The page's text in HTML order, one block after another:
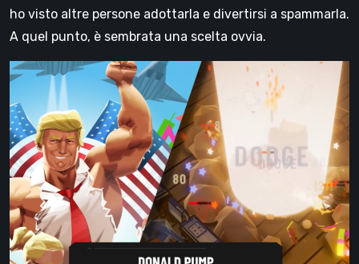
ho visto altre persone adottarla e divertirsi a spammarla.
A quel punto, è sembrata una scelta ovvia.